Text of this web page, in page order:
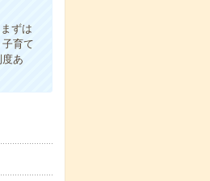
ずは
育て
あ